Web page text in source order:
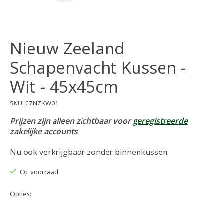
Nieuw Zeeland
Schapenvacht Kussen -
Wit - 45x45cm
SKU: 07NZKW01
Prijzen zijn alleen zichtbaar voorgeregistreerde
zakelijke accounts
Nu ook verkrijgbaar zonder binnenkussen.
Op voorraad
Opties: